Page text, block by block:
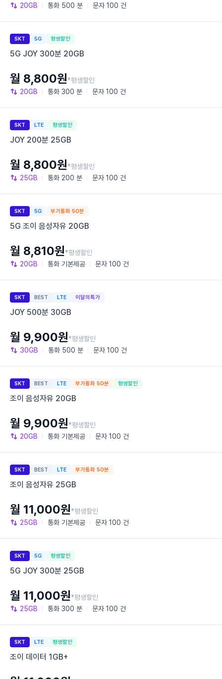
20GB 통화 500 분 문자 100 건
SKT 5G 평생할인
5G JOY 300분 20GB
20GB 통화 300 분 문자 100 건
월 8,800원*평생할인
SKT LTE 평생할인
JOY 200분 25GB
25GB 통화 200 분 문자 100 건
월 8,800원*평생할인
SKT 5G 부가통화 50분
5G 조이 음성자유 20GB
20GB 통화 기본제공 문자 100 건
월 8,810원*평생할인
SKT BEST LTE 이달의특가
JOY 500분 30GB
30GB 통화 500 분 문자 100 건
월 9,900원*평생할인
SKT BEST LTE 부가통화 50분 평생할인
조이 음성자유 20GB
20GB 통화 기본제공 문자 100 건
월 9,900원*평생할인
SKT BEST LTE 부가통화 50분
조이 음성자유 25GB
25GB 통화 기본제공 문자 100 건
월 11,000원*평생할인
SKT 5G 평생할인
5G JOY 300분 25GB
25GB 통화 300 분 문자 100 건
월 11,000원*평생할인
SKT LTE 평생할인
조이 데이터 1GB+